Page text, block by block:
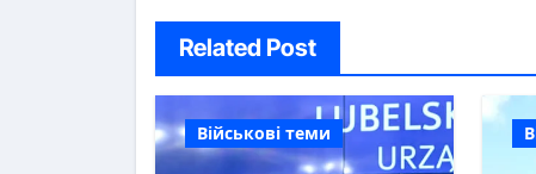
Related Post
Військові теми